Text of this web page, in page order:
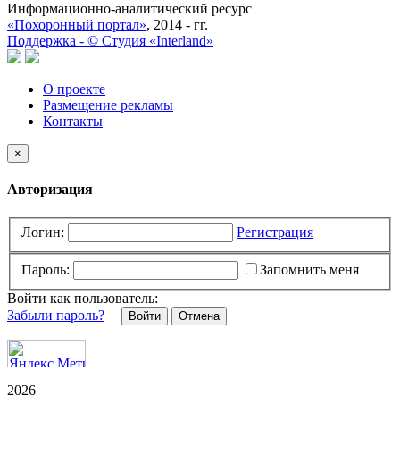
Информационно-аналитический ресурс
«Похоронный портал», 2014 - гг.
Поддержка - © Cтудия «Interland»
О проекте
Размещение рекламы
Контакты
×
Авторизация
Логин: Регистрация
Пароль:
Запомнить меня
Войти как пользователь:
Забыли пароль?
Отмена
2026